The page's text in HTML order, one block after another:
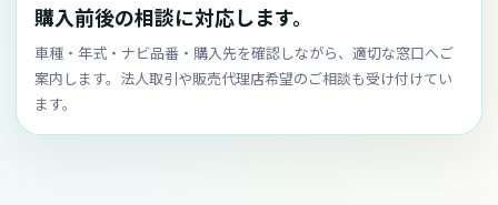
購入前後の相談に対応します。
車種・年式・ナビ品番・購入先を確認しながら、適切な窓口へご
案内します。法人取引や販売代理店希望のご相談も受け付けてい
ます。